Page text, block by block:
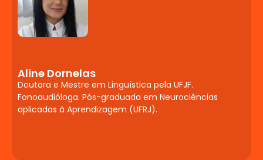
Neuropsicopedagogia
e Desenvolvimento
Teorias contemporâneas da
aprendizagem (seus pressupostos e suas
relações pedagógicas). Relações entre
Aline Dornelas
Doutora e Mestre em Linguística pela UFJF.
Fonoaudióloga. Pós-graduada em Neurociências
aplicadas à Aprendizagem (UFRJ).